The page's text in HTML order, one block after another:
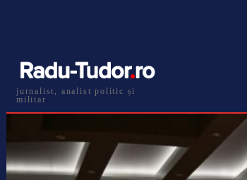
jurnalist, analist politic și
militar